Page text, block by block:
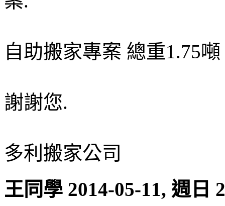
自助搬家專案 總重1.75
謝謝您.
多利搬家公司
王同學 2014-05-11, 週日